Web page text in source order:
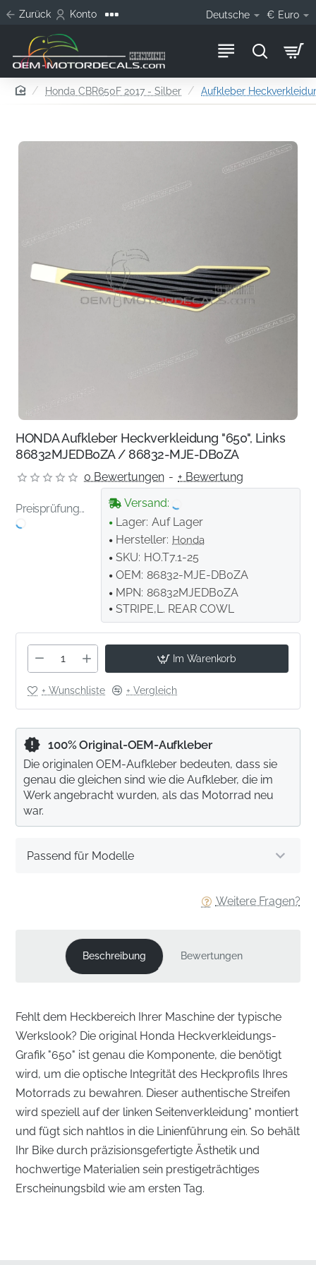
Zurück Konto Deutsche € Euro
homeHonda CBR650F 2017 - Silber Aufkleber
HONDA Aufkleber Heckverkleidung "650", Links
86832MJEDB0ZA / 86832-MJE-DB0ZA
0 Bewertungen - + Bewertung
Preisprüfung...
Versand:
Lager: Auf Lager
Hersteller: Honda
SKU: HO.T7.1-25
OEM: 86832-MJE-DB0ZA
MPN: 86832MJEDB0ZA
STRIPE,L. REAR COWL
Im Warenkorb
+ Wunschliste + Vergleich
Weitere Fragen?
Passend für Modelle
100% Original-OEM-Aufkleber
Die originalen OEM-Aufkleber bedeuten, dass sie
genau die gleichen sind wie die Aufkleber, die im
Werk angebracht wurden, als das Motorrad neu
war.
Beschreibung Bewertungen
Fehlt dem Heckbereich Ihrer Maschine der typische
Werkslook? Die original Honda Heckverkleidungs-
Grafik "650" ist genau die Komponente, die benötigt
wird, um die optische Integrität des Heckprofils Ihres
Motorrads zu bewahren. Dieser authentische Streifen
wird speziell auf der linken Seitenverkleidung* montiert
und fügt sich nahtlos in die Linienführung ein. So behält
Ihr Bike durch präzisionsgefertigte Ästhetik und
hochwertige Materialien sein prestigeträchtiges
Erscheinungsbild wie am ersten Tag.